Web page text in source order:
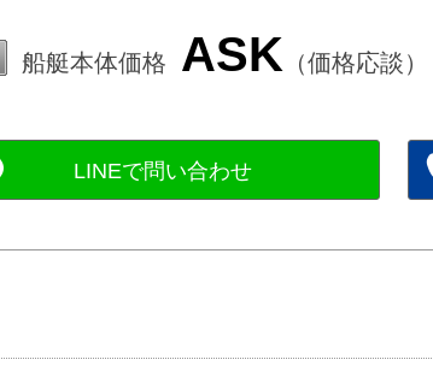
船艇本体価格 ASK （価格応談）